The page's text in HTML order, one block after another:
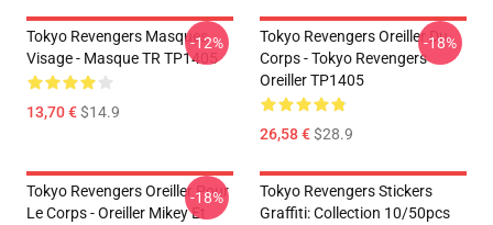
Tokyo Revengers Masques
Visage - Masque TR TP1405
13,70 €$14.9
-12%
Tokyo Revengers Oreiller Du
Corps - Tokyo Revengers
Oreiller TP1405
26,58 €$28.9
-18%
Tokyo Revengers Oreiller Pour
Le Corps - Oreiller Mikey Et
-18%
Tokyo Revengers Stickers
Graffiti: Collection 10/50pcs